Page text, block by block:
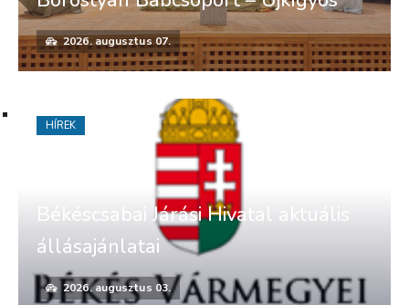
2026. augusztus 07.
Békéscsabai Járási Hivatal aktuális
állásajánlatai
2026. augusztus 03.
HÍREK